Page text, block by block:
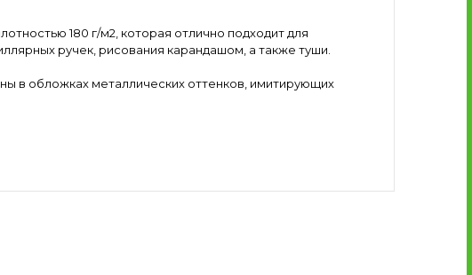
180 г/м2, которая отлично подходит для
ручек, рисования карандашом, а также туши.
в обложках металлических оттенков, имитирующих